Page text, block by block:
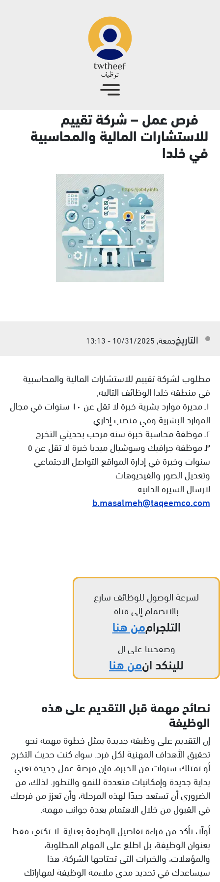
فرص عمل – شركة تقييم
للاستشارات المالية والمحاسبية
في خلدا
التاريخجمعة, 10/31/2025 - 13:13
مطلوب لشركة تقييم للاستشارات المالية والمحاسبية
في منطقة خلدا الوظائف التاليه,
١ـ مديرة موارد بشرية خبرة لا تقل عن ١٠ سنوات في مجال
الموارد البشرية وفي منصب إداري
٢ـ موظفة محاسبة خبرة سنه مرحب بحديثي التخرج
٣ـ موظفة جرافيك وسوشيال ميديا خبرة لا تقل عن ٥
سنوات وخبرة في إدارة المواقع التواصل الاجتماعي
وتعديل الصور والفيديوهات
لارسال السيرة الذاتيه
b.masalmeh@taqeemco.com
لسرعة الوصول للوظائف سارع
بالانضمام إلى قناة
التلجراممن هنا
وصفحتنا على ال
للينكد انمن هنا
نصائح مهمة قبل التقديم على هذه
الوظيفة
إن التقديم على وظيفة جديدة يمثل خطوة مهمة نحو
تحقيق الأهداف المهنية لكل فرد. سواء كنت حديث التخرج
أو تمتلك سنوات من الخبرة، فإن فرصة عمل جديدة تعني
بداية جديدة وإمكانيات متعددة للنمو والتطور. لذلك، من
الضروري أن تستعد جيدًا لهذه المرحلة، وأن تعزز من فرصك
في القبول من خلال الاهتمام بعدة جوانب مهمة.
أولًا، تأكد من قراءة تفاصيل الوظيفة بعناية. لا تكتفِ فقط
بعنوان الوظيفة، بل اطلع على المهام المطلوبة،
والمؤهلات، والخبرات التي تحتاجها الشركة. هذا
سيساعدك في تحديد مدى ملاءمة الوظيفة لمهاراتك